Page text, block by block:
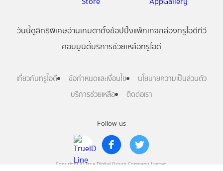
Follow us
Copyright © True Digital Group Company Limited.
วันนี้ดูสิทธิพิเศษอ่านเกมตาตั้งช้อปปิ้งแพ็กเกจกล่องทรูไอดีทีวี
คอมมูนิตี้บริการช่วยเหลือทรูไอดี
เกี่ยวกับทรูไอดี ข้อกำหนดและเงื่อนไข
นโยบายความเป็นส่วนตัว
บริการช่วยเหลือ
ติดต่อเรา